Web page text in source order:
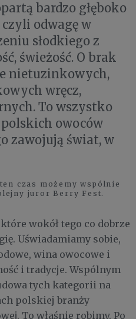
bardzo głęboko
odwagę w
słodkiego z
świeżość. O brak
nietuzinkowych,
wręcz,
To wszystko
owoców
zawojują świat, w
czas możemy wspólnie
juror Berry Fest.
wokół tego co dobrze
Uświadamiamy sobie,
wina owocowe i
i tradycje. Wspólnym
tych kategorii na
polskiej branży
To właśnie robimy. Po